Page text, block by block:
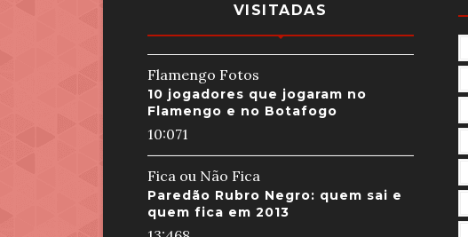
VISITADAS
Flamengo Fotos
10 jogadores que jogaram no
Flamengo e no Botafogo
10:071
Fica ou Não Fica
Paredão Rubro Negro: quem sai e
quem fica em 2013